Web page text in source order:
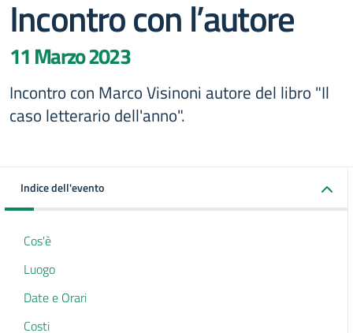
Incontro con l’autore
11 Marzo 2023
Incontro con Marco Visinoni autore del libro "Il
caso letterario dell'anno".
Indice dell'evento
Cos'è
Luogo
Date e Orari
Costi